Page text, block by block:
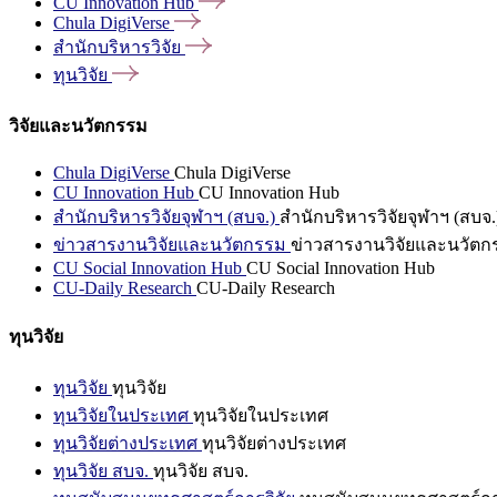
Chula DigiVerse
สำนักบริหารวิจัย
ทุนวิจัย
วิจัยและนวัตกรรม
Chula DigiVerse Chula DigiVerse
CU Innovation Hub CU Innovation Hub
สำนักบริหารวิจัยจุฬาฯ (สบจ.) สำนักบริหารวิจัยจุฬาฯ (สบจ
ข่าวสารงานวิจัยและนวัตกรรม ข่าวสารงานวิจัยและนวัตก
CU Social Innovation Hub CU Social Innovation Hub
CU-Daily Research CU-Daily Research
ทุนวิจัย
ทุนวิจัย ทุนวิจัย
ทุนวิจัยในประเทศ ทุนวิจัยในประเทศ
ทุนวิจัยต่างประเทศ ทุนวิจัยต่างประเทศ
ทุนวิจัย สบจ. ทุนวิจัย สบจ.